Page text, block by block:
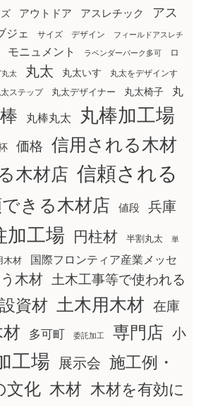
アウトドア アスレチック
アス
ジェ サイズ デザイン フィールドアスレチ
モニュメント ラベンダーパーク多可
ロ
丸太 丸太 丸太いす
丸太をデザインす
ステップ 丸太デザイナー 丸太椅子 丸
丸棒丸太 丸棒加工場
価格
信用される木材
木材店 信頼される
きる木材店 値段
兵庫
加工場 円柱材 半割丸太 単
木材 国際フロンティア産業メッセ
木材
土木工事等で使われる
資材 土木用木材 在庫
材 多可町 委託加工 専門店 小
工場 展示会 施工例・
文化 木材 木材を有効に